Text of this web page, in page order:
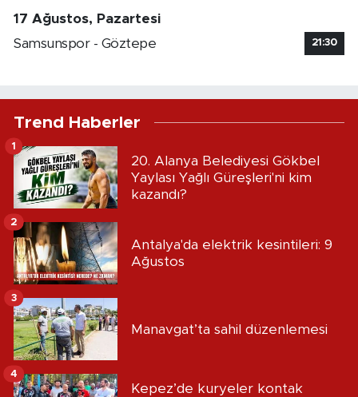
17 Ağustos, Pazartesi
Samsunspor - Göztepe
21:30
Trend Haberler
20. Alanya Belediyesi Gökbel
Yaylası Yağlı Güreşleri'ni kim
kazandı?
1
Antalya'da elektrik kesintileri: 9
Ağustos
2
Manavgat’ta sahil düzenlemesi
3
Kepez’de kuryeler kontak
4